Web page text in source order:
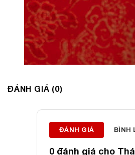
ĐÁNH GIÁ (0)
ĐÁNH GIÁ BÌNH
0 đánh giá cho